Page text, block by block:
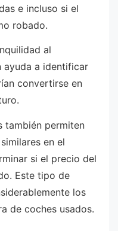
e incluso si el
robado.
al
ayuda a identificar
convertirse en
también permiten
en el
si el precio del
Este tipo de
los
de coches usados.